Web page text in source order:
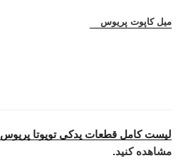
میل کاپوت پریوس
لیست کامل قطعات یدکی تویوتا پریوس
مشاهده کنید.